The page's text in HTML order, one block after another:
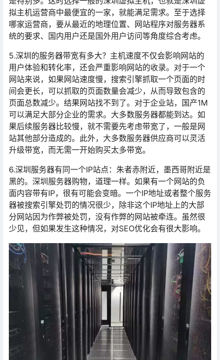
拟主机运营商中最便宜的一家，就能满足需求。至于选择
哪家运营商，要从最近的地理位置、网站程序对服务器系
统的要求、国内用户还是国外用户访问等角度综合考虑。
5.深圳的服务器带宽有多大？主机速度不仅会影响网站的
用户体验和转化率，还会严重影响网站的收录。对于一个
网站来说，如果网站速度慢，搜索引擎抓取一个页面的时
间会更长，可以抓取的页面数量会减少，从而导致包含的
页面总数减少。结果网站找不到了。对于企业站，国产1M
可以满足大部分企业的需求。大多数服务器都能到达。如
果后续服务器比较慢，就不需要先考虑带宽了，一般是网
站其他部分造成的。此外，大多数服务器供应商可以灵活
升级带宽，而无需一开始购买太多带宽。
6.深圳服务器有同一个IP站点：朱者赤附近，墨西哥附近是
黑的。深圳服务器购物，道理一样。如果有一个网站的负
面内容带有IP，很有可能会变暗。一个IP地址或者整个服务
器被搜索引擎处罚的情况很少，除非这个IP地址上的大部
分网站因为作弊被处罚，没有作弊的网站被牵连。虽然很
少见，但如果发生这种情况，对SEO优化会有很大影响。